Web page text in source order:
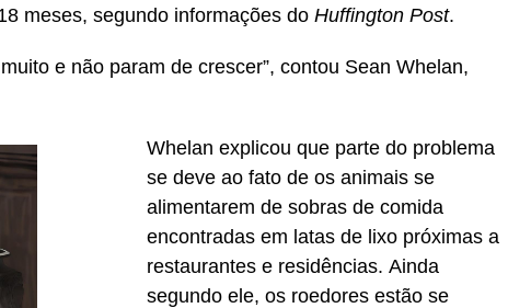
meses, segundo informações do Huffington Post.
e não param de crescer”, contou Sean Whelan,
Whelan explicou que parte do problema
se deve ao fato de os animais se
alimentarem de sobras de comida
encontradas em latas de lixo próximas a
restaurantes e residências. Ainda
segundo ele, os roedores estão se